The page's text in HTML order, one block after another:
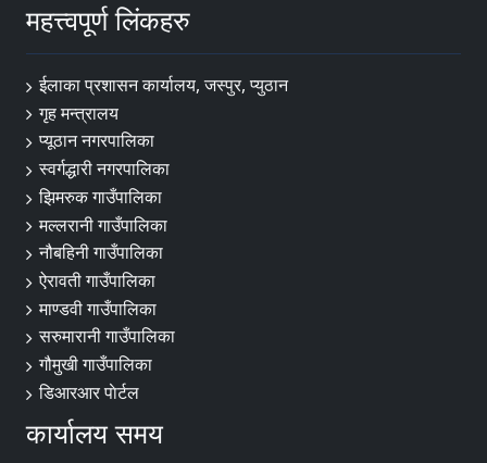
महत्त्वपूर्ण लिंकहरु
ईलाका प्रशासन कार्यालय, जस्पुर, प्युठान
गृह मन्त्रालय
प्यूठान नगरपालिका
स्वर्गद्धारी नगरपालिका
झिमरुक गाउँपालिका
मल्लरानी गाउँपालिका
नौबहिनी गाउँपालिका
ऐरावती गाउँपालिका
माण्डवी गाउँपालिका
सरुमारानी गाउँपालिका
गौमुखी गाउँपालिका
डिआरआर पाेर्टल
कार्यालय समय